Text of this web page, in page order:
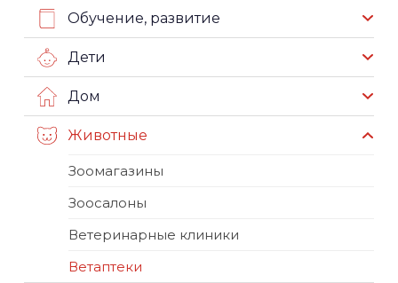
Обучение, развитие
Дети
Дом
Животные
Зоомагазины
Зоосалоны
Ветеринарные клиники
Ветаптеки